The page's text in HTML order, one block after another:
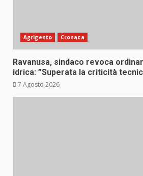
Agrigento Cronaca
Ravanusa, sindaco revoca
idrica: ”Superata la criticità
7 Agosto 2026